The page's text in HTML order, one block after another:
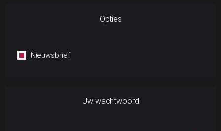
Opties
Nieuwsbrief
Uw wachtwoord